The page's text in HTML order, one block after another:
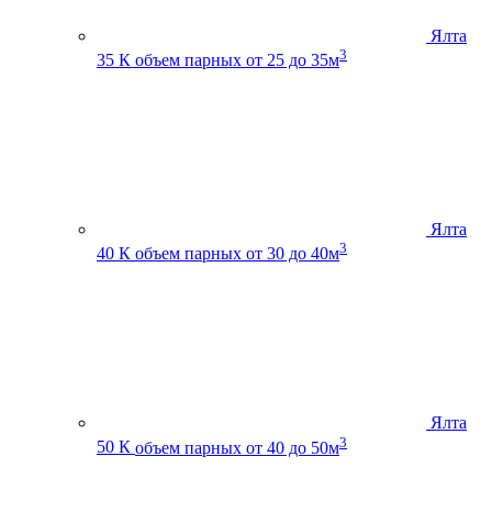
Ялта
35 К объем парных от 25 до 35м3
Ялта
40 К объем парных от 30 до 40м3
Ялта
50 К объем парных от 40 до 50м3